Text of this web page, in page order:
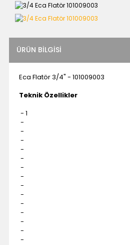
ÜRÜN BILGISI
Eca Flatör 3/4" - 101009003
Teknik Özellikler
- 1
-
-
-
-
-
-
-
-
-
-
-
-
-
-